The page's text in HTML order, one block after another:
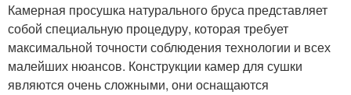
Камерная просушка натурального бруса представляет
собой специальную процедуру, которая требует
максимальной точности соблюдения технологии и всех
малейших нюансов. Конструкции камер для сушки
являются очень сложными, они оснащаются